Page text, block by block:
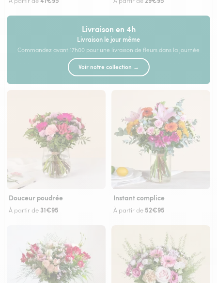
Livraison en 4h
Livraison le jour même
Commandez avant 17h00 pour une livraison de fleurs dans la journée
Voir notre collection →
Douceur poudrée
À partir de 31€95
Instant complice
À partir de 52€95